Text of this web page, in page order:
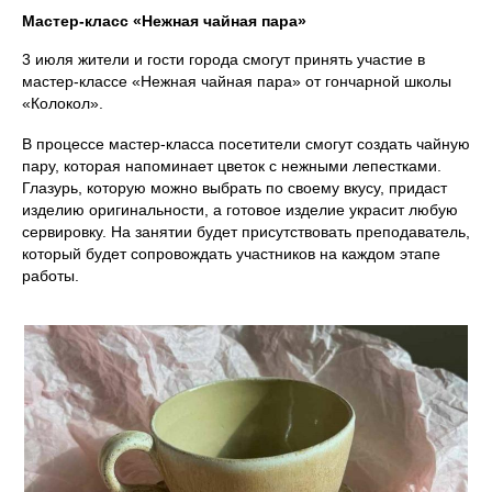
Мастер-класс «Нежная чайная пара»
3 июля жители и гости города смогут принять участие в
мастер-классе «Нежная чайная пара» от гончарной школы
«Колокол».
В процессе мастер-класса посетители смогут создать чайную
пару, которая напоминает цветок с нежными лепестками.
Глазурь, которую можно выбрать по своему вкусу, придаст
изделию оригинальности, а готовое изделие украсит любую
сервировку. На занятии будет присутствовать преподаватель,
который будет сопровождать участников на каждом этапе
работы.